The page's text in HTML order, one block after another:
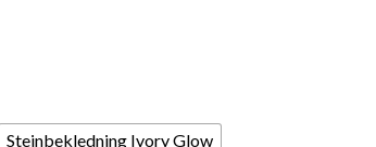
Steinbekledning Ivory Glow